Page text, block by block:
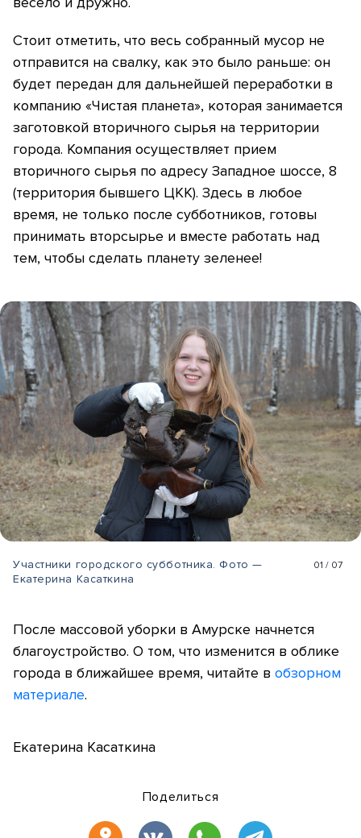
Стоит отметить, что весь собранный мусор не
отправится на свалку, как это было раньше: он
будет передан для дальнейшей переработки в
компанию «Чистая планета», которая занимается
заготовкой вторичного сырья на территории
города. Компания осуществляет прием
вторичного сырья по адресу Западное шоссе, 8
(территория бывшего ЦКК). Здесь в любое
время, не только после субботников, готовы
принимать вторсырье и вместе работать над
тем, чтобы сделать планету зеленее!
Участники городского субботника. Фото —
Екатерина Касаткина
01 / 07
После массовой уборки в Амурске начнется
благоустройство. О том, что изменится в облике
города в ближайшее время, читайте в обзорном
материале.
Екатерина Касаткина
Поделиться